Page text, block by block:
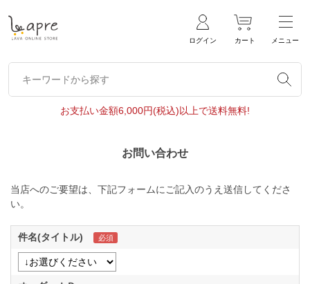
ログイン カート メニュー
キーワードから探す
キーワードから探す
お支払い金額6,000円(税込)以上で送料無料!
お問い合わせ
当店へのご要望は、下記フォームにご記入のうえ送信してくださ
い。
件名(タイトル)